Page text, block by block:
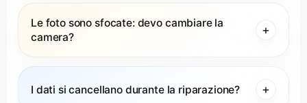
Le foto sono sfocate: devo cambiare la
camera?
I dati si cancellano durante la riparazione?